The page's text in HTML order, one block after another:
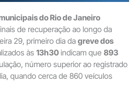
do Rio de Janeiro
de recuperação ao longo da
29, primeiro dia da greve dos
às 13h30indicam que 893
número superior ao registrado
quando cerca de 860 veículos